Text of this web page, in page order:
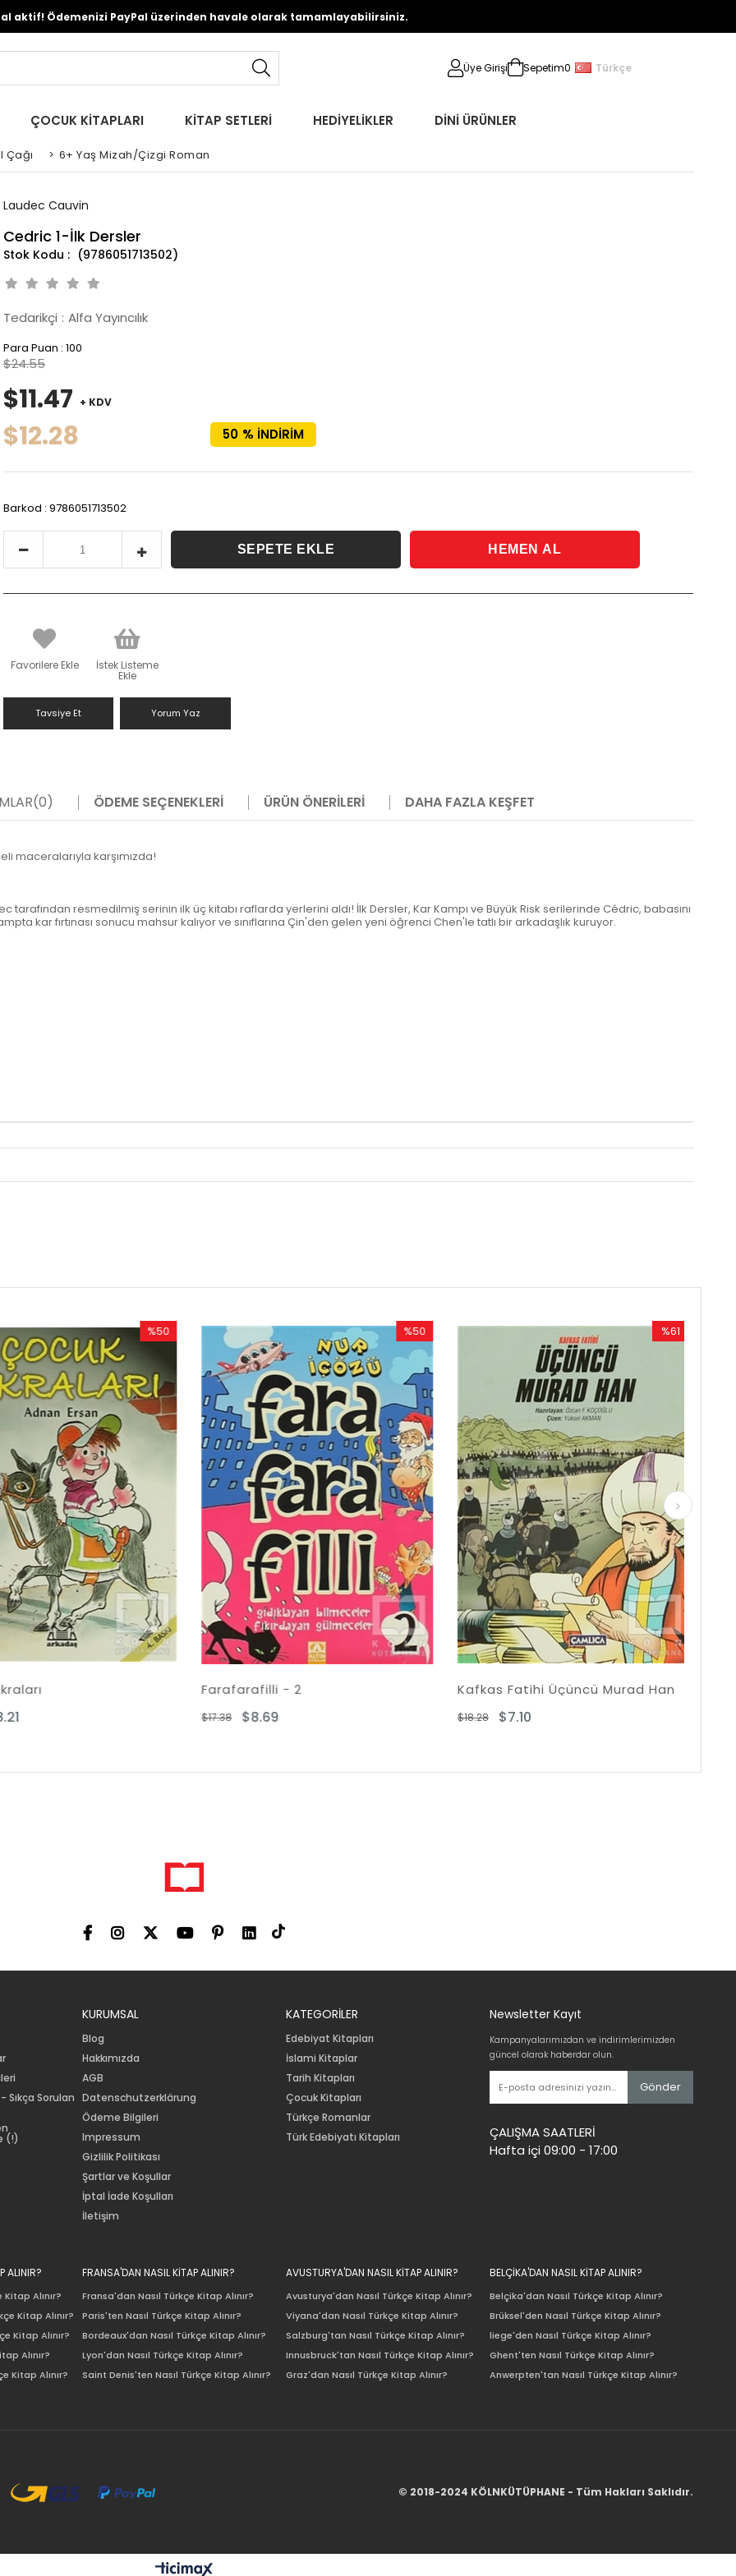
aktif! Ödemenizi PayPal üzerinden havale olarak tamamlayabilirsiniz.
Üye Girişi Sepetim0 Türkçe
ÇOCUK KİTAPLARI KİTAP SETLERİ HEDİYELİKLER DİNİ ÜRÜNLER
Çağı > 6+ Yaş Mizah/Çizgi Roman
Laudec Cauvin
Cedric 1-İlk Dersler
(9786051713502)
Tedarikçi : Alfa Yayıncılık
Para Puan : 100
%
50 İNDIRIM
$24.55
$11.47 + KDV
$12.28
Barkod : 9786051713502
Favorilere Ekle İstek Listeme
Ekle
Tavsiye Et Yorum Yaz
(0) ÖDEME SEÇENEKLERI ÜRÜN ÖNERILERI DAHA FAZLA KEŞFET
maceralarıyla karşımızda!
tarafından resmedilmiş serinin ilk üç kitabı raflarda yerlerini aldı! İlk Dersler, Kar Kampı ve Büyük Risk serilerinde Cédric, babasını
kar fırtınası sonucu mahsur kalıyor ve sınıflarına Çin'den gelen yeni öğrenci Chen'le tatlı bir arkadaşlık kuruyor.
%50
İndirim
%50İndirim
%50
İndirim
%50İndirim
Kafkas Fatihi Üçüncü Murad Han
%61
İndirim
%61İndirim
Yakari ile Boz Ayı 4
Sıkça Sorulan
(!)
KURUMSAL
Blog
Hakkımızda
AGB
Datenschutzerklärung
Ödeme Bilgileri
Impressum
Gizlilik Politikası
Şartlar ve Koşullar
İptal İade Koşulları
İletişim
KATEGORİLER
Edebiyat Kitapları
İslami Kitaplar
Tarih Kitapları
Çocuk Kitapları
Türkçe Romanlar
Türk Edebiyatı Kitapları
Newsletter Kayıt
Kampanyalarımızdan ve indirimlerimizden
güncel olarak haberdar olun.
Gönder
ÇALIŞMA SAATLERİ
Hafta içi 09:00 - 17:00
ALINIR?
Alınır?
Kitap Alınır?
Kitap Alınır?
Alınır?
Kitap Alınır?
FRANSA'DAN NASIL KİTAP ALINIR?
Fransa'dan Nasıl Türkçe Kitap Alınır?
Paris'ten Nasıl Türkçe Kitap Alınır?
Bordeaux'dan Nasıl Türkçe Kitap Alınır?
Lyon'dan Nasıl Türkçe Kitap Alınır?
Saint Denis'ten Nasıl Türkçe Kitap Alınır?
AVUSTURYA'DAN NASIL KİTAP ALINIR?
Avusturya'dan Nasıl Türkçe Kitap Alınır?
Viyana'dan Nasıl Türkçe Kitap Alınır?
Salzburg'tan Nasıl Türkçe Kitap Alınır?
Innusbruck'tan Nasıl Türkçe Kitap Alınır?
Graz'dan Nasıl Türkçe Kitap Alınır?
BELÇİKA'DAN NASIL KİTAP ALINIR?
Belçika'dan Nasıl Türkçe Kitap Alınır?
Brüksel'den Nasıl Türkçe Kitap Alınır?
liege'den Nasıl Türkçe Kitap Alınır?
Ghent'ten Nasıl Türkçe Kitap Alınır?
Anwerpten'tan Nasıl Türkçe Kitap Alınır?
© 2018-2024 KÖLNKÜTÜPHANE - Tüm Hakları Saklıdır.